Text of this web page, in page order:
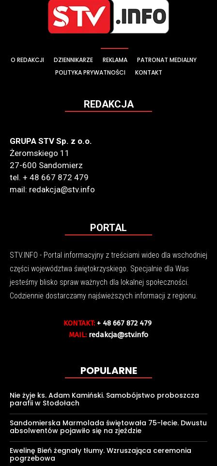
O REDAKCJI DZIENNIKARZE REKLAMA
PATRONAT MEDIALNY
POLITYKA PRYWATNOŚCI
KONTAKT
REDAKCJA
GRUPA STV Sp. z o.o.
Żeromskiego 11
27-600 Sandomierz
tel. + 48 667 872 479
mail: redakcja@stv.info
PORTAL
STV.INFO - Portal informacyjny z treściami wideo dla wschodniej
części województwa świętokrzyskiego. Specjalnie dla Was
jesteśmy blisko spraw ważnych dla lokalnej społeczności.
Codziennie dostarczamy najświeższych informacji z regionu.
KONTAKT: + 48 667 872 479
MAIL: redakcja@stv.info
POPULARNE
Nie żyje ks. Adam Kamiński. Samobójstwo proboszcza
parafii w Stodołach
Sandomierska Marmolada świętowała 75-lecie. Dwustu
absolwentów pojawiło się na zjeździe
Ewelinę Bień żegnały tłumy. Wzruszająca ceremonia
pogrzebowa